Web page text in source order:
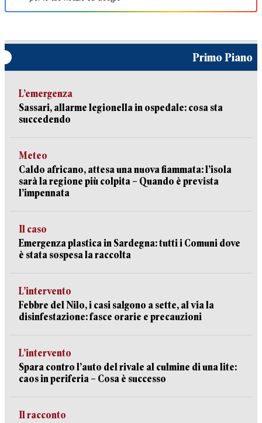
Primo Piano
L’emergenza
Sassari, allarme legionella in ospedale: cosa sta
succedendo
Meteo
Caldo africano, attesa una nuova fiammata: l’isola
sarà la regione più colpita – Quando è prevista
l’impennata
Il caso
Emergenza plastica in Sardegna: tutti i Comuni dove
è stata sospesa la raccolta
L’intervento
Febbre del Nilo, i casi salgono a sette, al via la
disinfestazione: fasce orarie e precauzioni
L’intervento
Spara contro l’auto del rivale al culmine di una lite:
caos in periferia – Cosa è successo
Il racconto